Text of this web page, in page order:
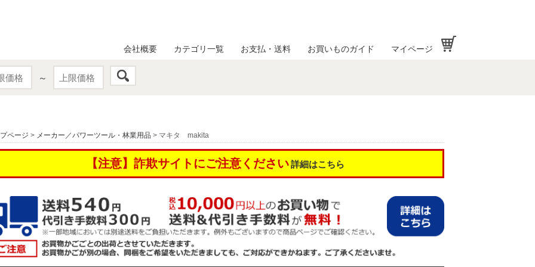
～
会社概要 カテゴリ一覧 お支払・送料 お買いものガイド マイページ
ページ > メーカー／パワーツール・林業用品 > マキタ makita
【注意】詐欺サイトにご注意ください 詳細はこちら